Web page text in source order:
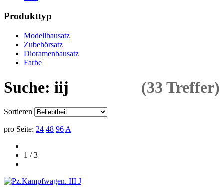
Produkttyp
Modellbausatz
Zubehörsatz
Dioramenbausatz
Farbe
Suche: iij (33 Treffer)
Sortieren
pro Seite: 24 48 96 A
1 / 3